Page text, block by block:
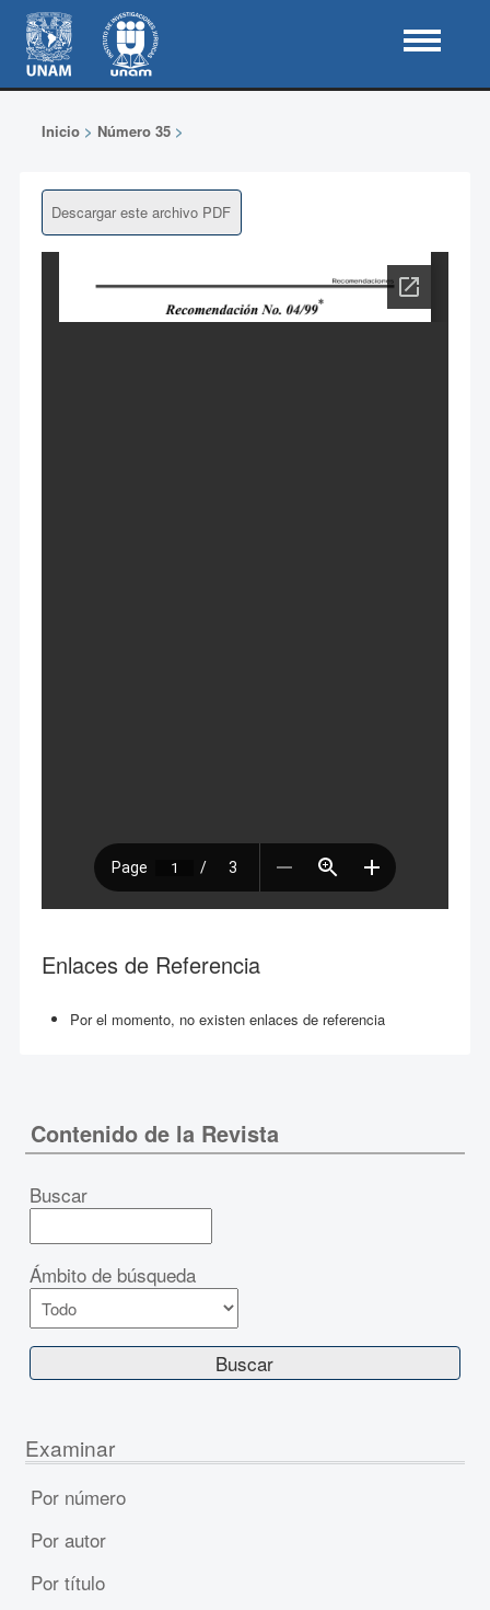
Inicio> Número 35>
Descargar este archivo PDF
Enlaces de Referencia
Por el momento, no existen enlaces de referencia
Contenido de la Revista
Buscar
Ámbito de búsqueda
Examinar
Por número
Por autor
Por título